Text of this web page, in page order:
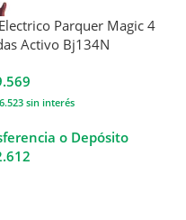
Parquer Magic 4
Activo Bj134N
sin interés
o Depósito